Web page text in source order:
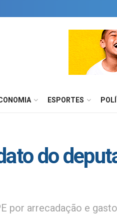
ESPORTES
do
por arrecadação e